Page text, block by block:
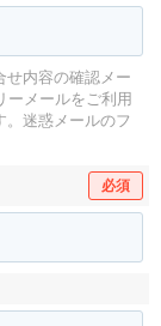
内容の確認メー
ーメールをご利用
迷惑メールのフ
必須